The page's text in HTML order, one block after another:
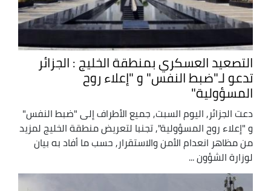
التصعيد العسكري بمنطقة الخليج : الجزائر
تدعو لـ"ضبط النفس" و "إعلاء روح
المسؤولية"
دعت الجزائر, اليوم السبت, جميع الأطراف إلى "ضبط النفس"
و "إعلاء روح المسؤولية", تجنبا لتعريض منطقة الخليج لمزيد
من مظاهر انعدام الأمن والاستقرار, حسب ما أفاد به بيان
لوزارة الشؤون ...